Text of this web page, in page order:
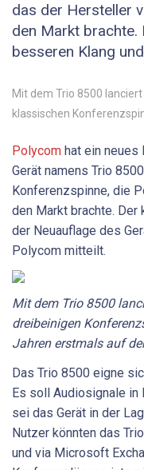
das der Hersteller
den Markt brachte.
besseren Klang
Mit dem Trio 8500
klassischen
Polycom hat ein neues
Gerät namens Trio
Konferenzspinne, die
den Markt brachte.
der Neuauflage des
Polycom mitteilt.
Mit dem Trio 8500
dreibeinigen
Jahren erstmals auf
Das Trio 8500 eigne
Es soll Audiosignale in
sei das Gerät in der
Nutzer könnten das
und via Microsoft